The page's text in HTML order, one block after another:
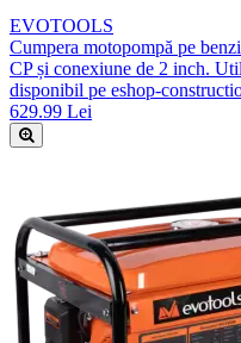
EVOTOOLS
Cumpera motopompă pe
CP și conexiune de 2 inch.
disponibil pe eshop-
629.99 Lei